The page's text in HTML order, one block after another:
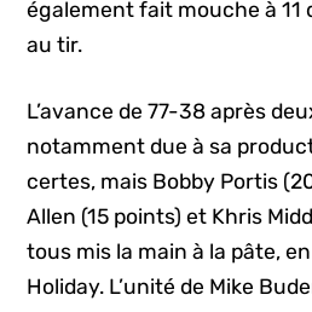
également fait mouche à 11
au tir.
L’avance de 77-38 après
notamment due à sa
certes, mais Bobby Portis
Allen (15 points) et Khris
tous mis la main à la pâte,
Holiday. L’unité de Mike